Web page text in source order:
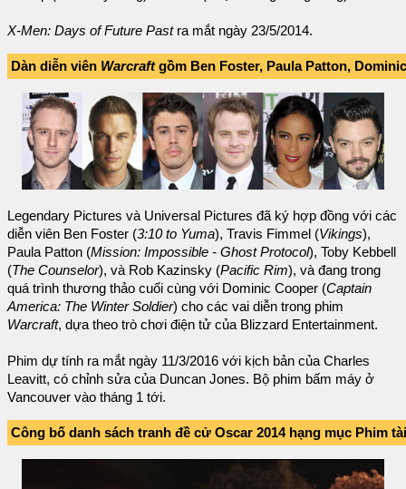
X-Men: Days of Future Pastra mắt ngày 23/5/2014.
Dàn diễn viên Warcraftgồm Ben Foster, Paula Patton,
Legendary Pictures và Universal Pictures đã ký hợp đồng với các
diễn viên Ben Foster (3:10 to Yuma), Travis Fimmel (Vikings),
Paula Patton (Mission: Impossible - Ghost Protocol), Toby Kebbell
(The Counselor), và Rob Kazinsky (Pacific Rim), và đang trong
quá trình thương thảo cuối cùng với Dominic Cooper (Captain
America: The Winter Soldier) cho các vai diễn trong phim
Warcraft, dựa theo trò chơi điện tử của Blizzard Entertainment.
Phim dự tính ra mắt ngày 11/3/2016 với kịch bản của Charles
Leavitt, có chỉnh sửa của Duncan Jones. Bộ phim bấm máy ở
Vancouver vào tháng 1 tới.
Công bố danh sách tranh đề cử Oscar 2014 hạng mục Phim